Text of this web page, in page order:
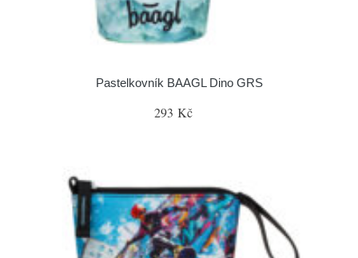
Pastelkovník BAAGL Dino GRS
293 Kč